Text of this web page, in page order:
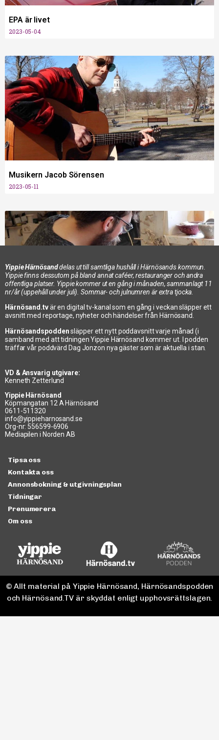
EPA är livet
2023-05-04
Musikern Jacob Sörensen
2023-05-11
Kermikern Emil Österholm
2023-05-18
Utställningen Vävda rum
2023-05-25
Yippie Härnösanddelas ut till samtliga hushåll i Härnösands kommun.
Yippie finns dessutom på bland annat caféer, restauranger och andra
offentliga platser. Yippie kommer ut en gång i månaden, sammanlagt 11
nr/år (uppehåll under juli). Sommar- och julnumren är extra tjocka.
Härnösand.tvär en digital tv-kanal som en gång i veckan släpper ett
avsnitt med reportage, nyheter och händelser från Härnösand.
Härnösandspoddensläpper ett nytt poddavsnitt varje månad (i
samband med att tidningen Yippie Härnösand kommer ut. I podden
träffar vår poddvärd Dag Jonzon nya gäster som är aktuella i stan.
VD & Ansvarig utgivare:
Kenneth Zetterlund
Yippie Härnösand
Köpmangatan 12 A Härnösand
0611-511320
info@yippieharnosand.se
Org-nr: 556599-6906
Mediapilen i Norden AB
Tipsa oss
Kontakta oss
Annonsbokning & utgivningsplan
Tidningar
Prenumerera
Om oss
© Allt material på Yippie Härnösand, Härnösandspodden
och Härnösand.TV är skyddat enligt upphovsrättslagen.